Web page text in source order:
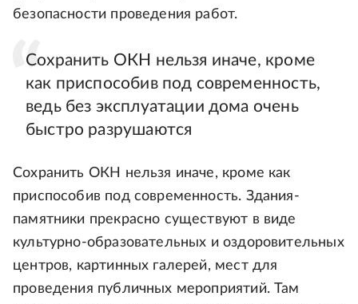
безопасности проведения работ.
Сохранить ОКН нельзя иначе, кроме
как приспособив под современность,
ведь без эксплуатации дома очень
быстро разрушаются
Сохранить ОКН нельзя иначе, кроме как
приспособив под современность. Здания-
памятники прекрасно существуют в виде
культурно-образовательных и оздоровительных
центров, картинных галерей, мест для
проведения публичных мероприятий. Там